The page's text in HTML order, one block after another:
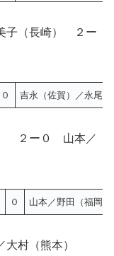
子（長崎） ２ー
０ 吉永（佐賀）／永尾
） ２ー０ 山本／
０ 山本／野田（福岡）
村（熊本）